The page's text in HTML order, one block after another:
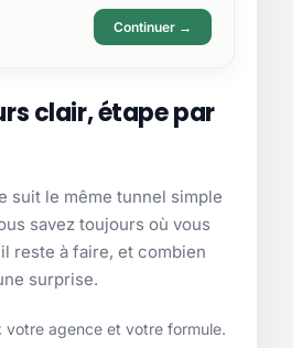
Continuer →
clair, étape par
suit le même tunnel simple
savez toujours où vous
reste à faire, et combien
surprise.
votre agence et votre formule.